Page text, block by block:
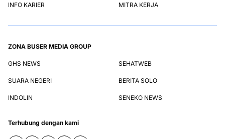
INFO KARIER MITRA KERJA
ZONA BUSER MEDIA GROUP
GHS NEWS SEHATWEB
SUARA NEGERI BERITA SOLO
INDOLIN SENEKO NEWS
Terhubung dengan kami